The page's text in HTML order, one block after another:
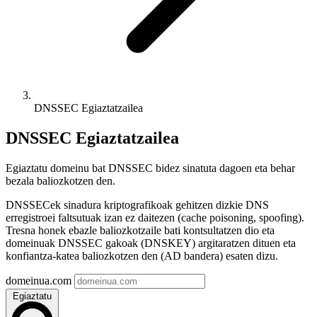
DNSSEC Egiaztatzailea
DNSSEC Egiaztatzailea
Egiaztatu domeinu bat DNSSEC bidez sinatuta dagoen eta behar
bezala baliozkotzen den.
DNSSECek sinadura kriptografikoak gehitzen dizkie DNS
erregistroei faltsutuak izan ez daitezen (cache poisoning, spoofing).
Tresna honek ebazle baliozkotzaile bati kontsultatzen dio eta
domeinuak DNSSEC gakoak (DNSKEY) argitaratzen dituen eta
konfiantza-katea baliozkotzen den (AD bandera) esaten dizu.
domeinua.com
Egiaztatu